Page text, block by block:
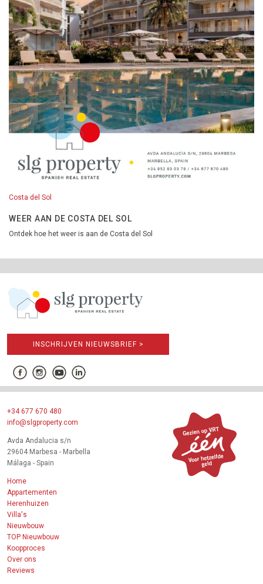
Costa del Sol
WEER AAN DE COSTA DEL SOL
Ontdek hoe het weer is aan de Costa del Sol
INSCHRIJVEN NIEUWSBRIEF >
+34 677 670 480
info@slgproperty.com
Avda Andalucia s/n
29604 Marbesa - Marbella
Málaga - Spain
Home
Appartementen
Herenhuizen
Villa's
Nieuwbouw
TOP Nieuwbouw
Koopproces
Over ons
Reviews